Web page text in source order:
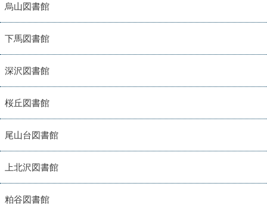
烏山図書館
下馬図書館
深沢図書館
桜丘図書館
尾山台図書館
上北沢図書館
粕谷図書館